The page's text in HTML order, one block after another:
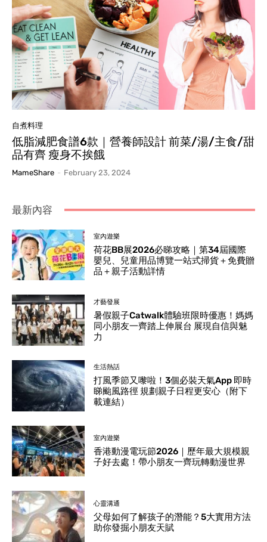
自煮料理
低脂減肥食譜6款｜營養師設計 前菜/湯/主食/甜
品有齊 瘦身不挨餓
MameShare - February 23, 2024
最新內容
室內遊樂
荷花BB展2026必睇攻略｜第34屆國際
嬰兒、兒童用品博覽一站式掃貨＋免費贈
品＋親子活動詳情
才藝發展
暑假親子Catwalk體驗班限時優惠！媽媽
同小朋友一齊踏上伸展台 展現自信與魅
力
生活熱話
打風季節又嚟啦！3個必裝天氣App 即時
睇颱風路徑 規劃親子日程更安心（附下
載連結）
室內遊樂
香港動漫電玩節2026｜歷年最大規模親
子好去處！帶小朋友一齊玩轉動漫世界
心靈溝通
父母如何了解孩子的潛能？5大實用方法
助你發掘小朋友天賦